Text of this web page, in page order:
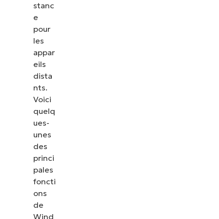
stanc
e
pour
les
appar
eils
dista
nts.
Voici
quelq
ues-
unes
des
princi
pales
foncti
ons
de
Wind